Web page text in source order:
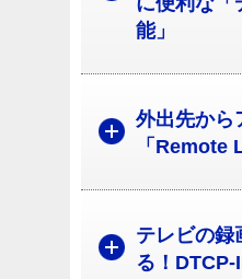
能」
外出先から
「Remote
テレビの録
る！DTCP-